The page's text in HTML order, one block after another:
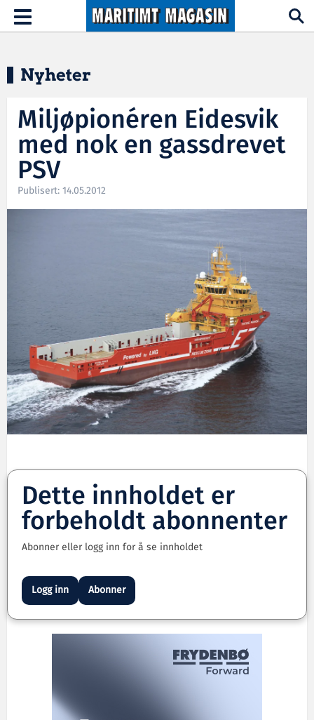
Hopp til hovedinnhold
Toggle
navigation
Nyheter
Miljøpionéren Eidesvik
med nok en gassdrevet
PSV
Publisert: 14.05.2012
Dette innholdet er
forbeholdt abonnenter
Abonner eller logg inn for å se innholdet
Logg inn Abonner